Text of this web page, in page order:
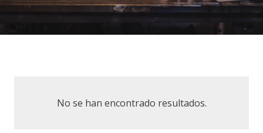
No se han encontrado resultados.